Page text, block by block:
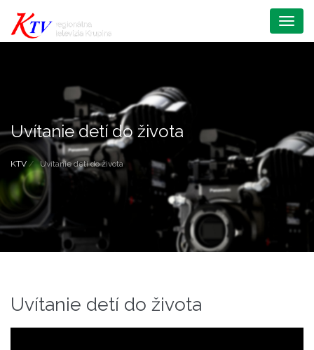
Menu
Uvítanie detí do života
KTV Uvítanie detí do života
Uvítanie detí do života